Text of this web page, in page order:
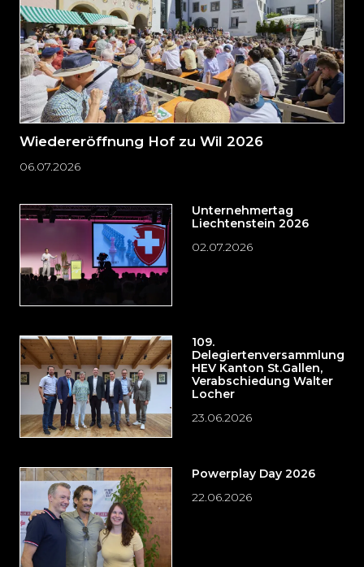
Wiedereröffnung Hof zu Wil 2026
06.07.2026
Unternehmertag
Liechtenstein 2026
02.07.2026
109.
Delegiertenversammlung
HEV Kanton St.Gallen,
Verabschiedung Walter
Locher
23.06.2026
Powerplay Day 2026
22.06.2026